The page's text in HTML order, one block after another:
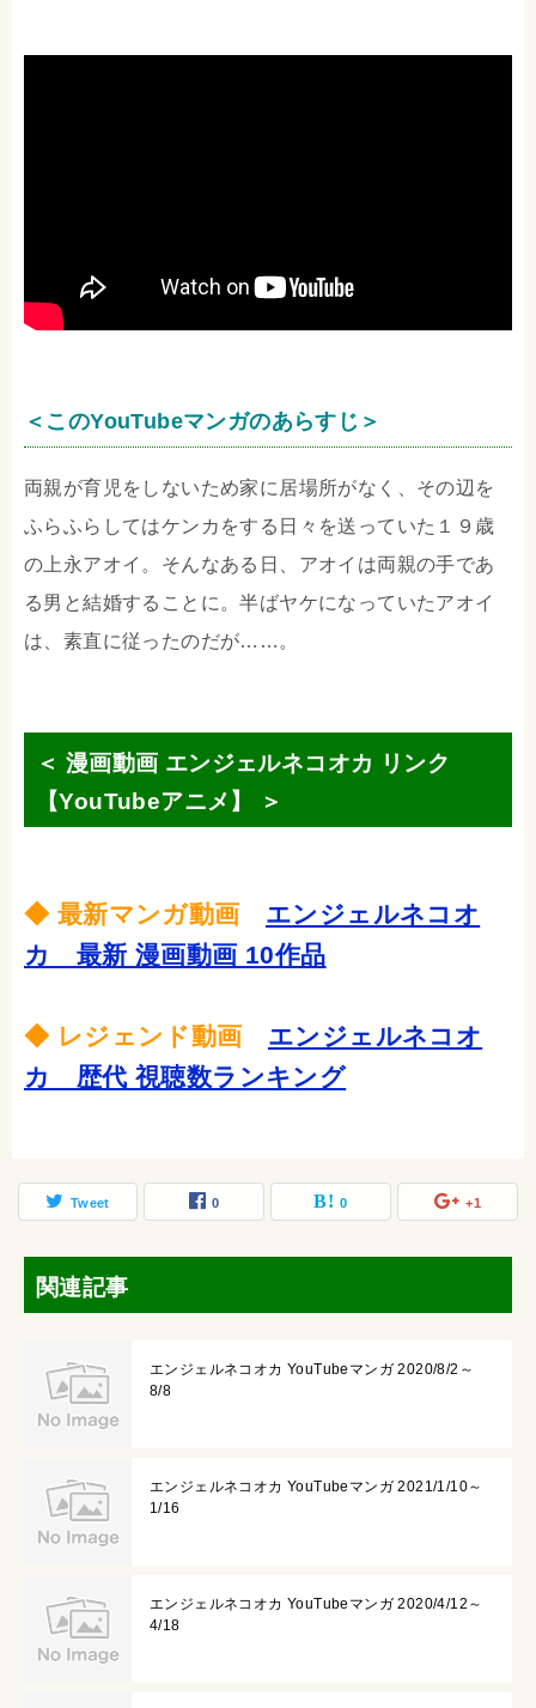
＜このYouTubeマンガのあらすじ＞
両親が育児をしないため家に居場所がなく、その辺を
ふらふらしてはケンカをする日々を送っていた１９歳
の上永アオイ。そんなある日、アオイは両親の手であ
る男と結婚することに。半ばヤケになっていたアオイ
は、素直に従ったのだが……。
＜ 漫画動画 エンジェルネコオカ リンク
【YouTubeアニメ】 ＞
◆ 最新マンガ動画 エンジェルネコオ
カ 最新 漫画動画 10作品
◆ レジェンド動画 エンジェルネコオ
カ 歴代 視聴数ランキング
Tweet 0 0 +1
関連記事
エンジェルネコオカ YouTubeマンガ 2020/8/2～
8/8
エンジェルネコオカ YouTubeマンガ 2021/1/10～
1/16
エンジェルネコオカ YouTubeマンガ 2020/4/12～
4/18